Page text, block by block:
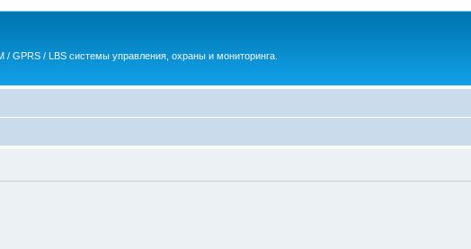
GPRS / LBS системы управления, охраны и мониторинга.